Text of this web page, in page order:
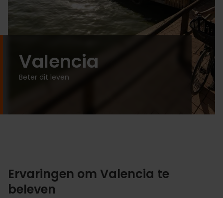
Valencia
Beter dit leven
Ervaringen om Valencia te
beleven